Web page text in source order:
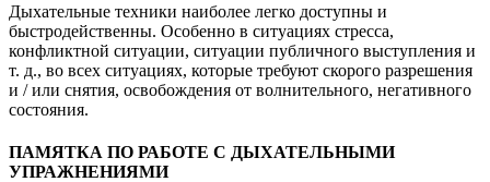
Дыхательные техники наиболее легко доступны и
быстродейственны. Особенно в ситуациях стресса,
конфликтной ситуации, ситуации публичного выступления и
т. д., во всех ситуациях, которые требуют скорого разрешения
и / или снятия, освобождения от волнительного, негативного
состояния.
ПАМЯТКА ПО РАБОТЕ С ДЫХАТЕЛЬНЫМИ
УПРАЖНЕНИЯМИ